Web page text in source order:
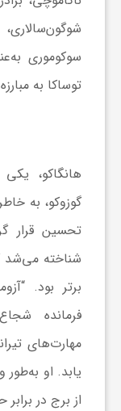
سوکوموری
توساکا به
هانگاکو،
گوزوکو، به
تحسین قرار
شناخته می‌شد
برتر بود.
فرمانده
مهارت‌های
یابد. او
از برج در